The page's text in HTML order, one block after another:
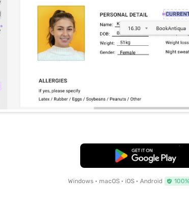
Bezplatné stažení
Windows • macOS • iOS • Android